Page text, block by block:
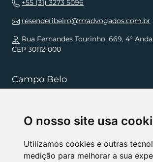
O nosso site usa
Utilizamos cookies e outras
medição para melhorar a sua
+55 (31) 3273 5096
resenderibeiro@rrradvogados.com.br
Rua Fernandes Tourinho, 669, 4°
CEP 30112-000
Campo Belo
Rua João Pinheiro, 181, , Centro CEP